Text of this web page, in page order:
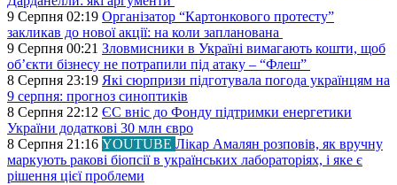
9 Серпня 02:19 Організатор “Картонкового протесту”
закликав до нової акції: на коли запланована
9 Серпня 00:21 Зловмисники в Україні вимагають кошти, щоб
об’єкти бізнесу не потрапили під атаку – “Флеш”
8 Серпня 23:19 Які сюрпризи підготувала погода українцям на
9 серпня: прогноз синоптиків
8 Серпня 22:12 ЄС вніс до Фонду підтримки енергетики
України додаткові 30 млн євро
8 Серпня 21:16 YOUTUBE Лікар Амалян розповів, як вручну
маркують ракові біопсії в українських лабораторіях, і яке є
рішення цієї проблеми